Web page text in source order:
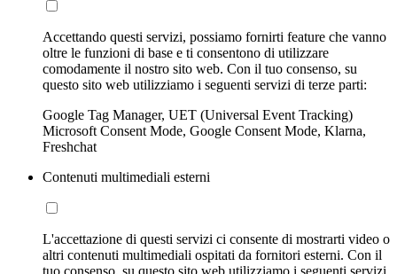
Accettando questi servizi, possiamo fornirti feature che vanno
oltre le funzioni di base e ti consentono di utilizzare
comodamente il nostro sito web. Con il tuo consenso, su
questo sito web utilizziamo i seguenti servizi di terze parti:
Google Tag Manager, UET (Universal Event Tracking)
Microsoft Consent Mode, Google Consent Mode, Klarna,
Freshchat
Contenuti multimediali esterni
L'accettazione di questi servizi ci consente di mostrarti video o
altri contenuti multimediali ospitati da fornitori esterni. Con il